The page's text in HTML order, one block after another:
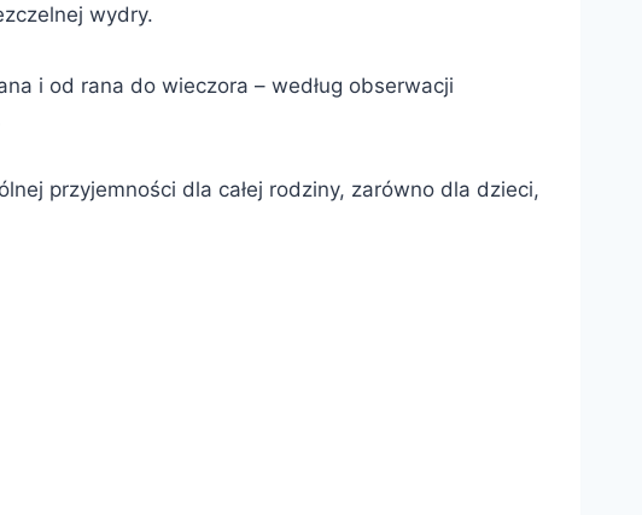
wydry.
i od rana do wieczora – według obserwacji
przyjemności dla całej rodziny, zarówno dla dzieci,